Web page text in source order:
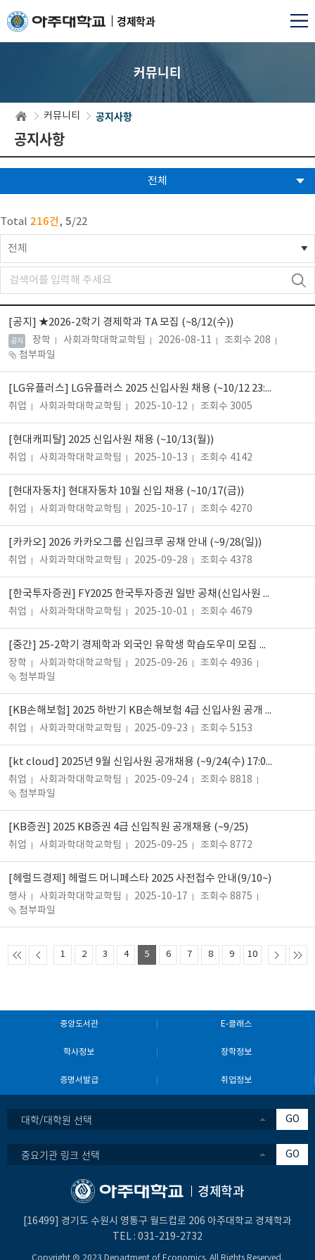
경제학과
커뮤니티
커뮤니티 공지사항
공지사항
전체
Total 216건, 5/22
전체
[공지] ★2026-2학기 경제학과 TA 모집 (~8/12(수))
공지 장학 사회과학대학교학팀 2026-08-11
조회수 208
첨부파일
[LG유플러스] LG유플러스 2025 신입사원 채용 (~10/12 23:00)
취업 사회과학대학교학팀 2025-10-12 조회수 3005
[현대캐피탈] 2025 신입사원 채용 (~10/13(월))
취업 사회과학대학교학팀 2025-10-13 조회수 4142
[현대자동차] 현대자동차 10월 신입 채용 (~10/17(금))
취업 사회과학대학교학팀 2025-10-17 조회수 4270
[카카오] 2026 카카오그룹 신입크루 공채 안내 (~9/28(일))
취업 사회과학대학교학팀 2025-09-28 조회수 4378
[한국투자증권] FY2025 한국투자증권 일반 공채(신입사원 5급) (~10/1)
취업 사회과학대학교학팀 2025-10-01 조회수 4679
[중간] 25-2학기 경제학과 외국인 유학생 학습도우미 모집 안내 (마감)
장학 사회과학대학교학팀 2025-09-26
조회수 4936
첨부파일
[KB손해보험] 2025 하반기 KB손해보험 4급 신입사원 공개 채용 안내
취업 사회과학대학교학팀 2025-09-23 조회수 5153
[kt cloud] 2025년 9월 신입사원 공개채용 (~9/24(수) 17:00까지)
취업 사회과학대학교학팀 2025-09-24
조회수 8818
첨부파일
[KB증권] 2025 KB증권 4급 신입직원 공개채용 (~9/25)
취업 사회과학대학교학팀 2025-09-25 조회수 8772
[헤럴드경제] 헤럴드 머니페스타 2025 사전접수 안내(9/10~)
행사 사회과학대학교학팀 2025-10-17
조회수 8875
첨부파일
1 2 3 4 5 6 7 8 9 10
중앙도서관 E-클래스
학사정보 장학정보
증명서발급 취업정보
대학/대학원 선택 GO
중요기관 링크 선택 GO
경제학과
[16499] 경기도 수원시 영통구 월드컵로 206 아주대학교 경제학과
TEL : 031-219-2732
Copyright Ⓒ 2023 Department of Economics. All Rights Reserved.